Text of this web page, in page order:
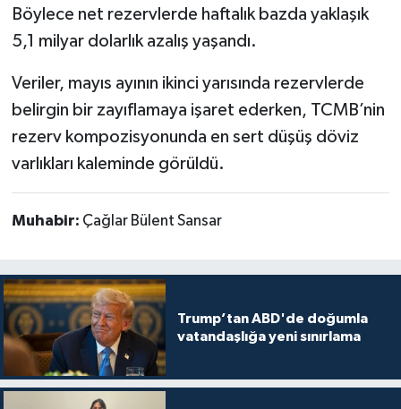
Böylece net rezervlerde haftalık bazda yaklaşık
5,1 milyar dolarlık azalış yaşandı.
Veriler, mayıs ayının ikinci yarısında rezervlerde
belirgin bir zayıflamaya işaret ederken, TCMB’nin
rezerv kompozisyonunda en sert düşüş döviz
varlıkları kaleminde görüldü.
Muhabir: Çağlar Bülent Sansar
Trump’tan ABD'de doğumla
vatandaşlığa yeni sınırlama